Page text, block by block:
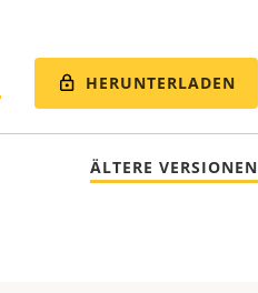
HERUNTERLADEN
ÄLTERE VERSIONEN